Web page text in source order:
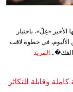
«غِلّ»، باختيار
الألبوم، في خطوة لاقت
المزيد
وقابلة للتكاثر